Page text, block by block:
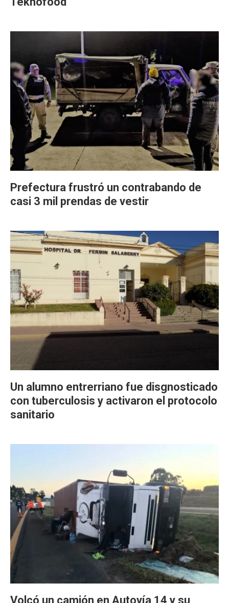
Prefectura frustró un contrabando de
casi 3 mil prendas de vestir
Un alumno entrerriano fue disgnosticado
con tuberculosis y activaron el protocolo
sanitario
Volcó un camión en Autovía 14 y su